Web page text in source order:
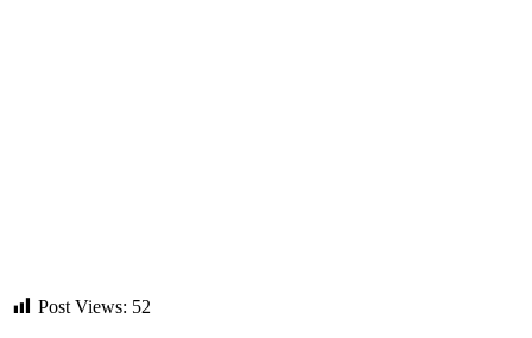
Post Views: 52